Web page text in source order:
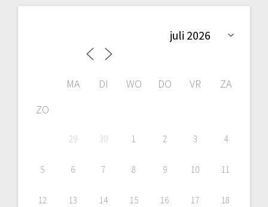
MA DI WO DO VR
ZA
ZO
29 30 1 2 3 4
5 6 7 8 9 10 11
12 13 14 15 16 17 18